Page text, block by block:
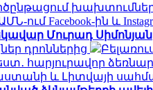
խախտումներ
ում Facebook-ին և
Մուրադ
դրոններից
հարյուրավոր
և Լիտվայի